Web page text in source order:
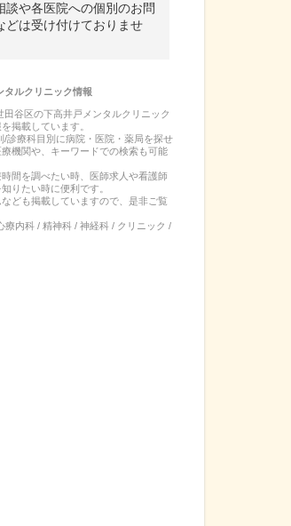
談や各医院への個別のお問
どは受け付けておりませ
タルクリニック情報
田谷区の下高井戸メンタルクリニック
掲載しています。
/診療科目別に病院・医院・薬局を探せ
機関や、キーワードでの検索も可能
間を調べたい時、医師求人や看護師
りたい時に便利です。
ども掲載していますので、是非ご覧
療内科 / 精神科 / 神経科 / クリニック /